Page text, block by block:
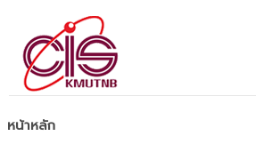
หน้าหลัก